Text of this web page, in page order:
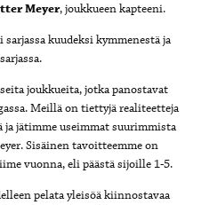
Meyer, joukkueen kapteeni.
kuudeksi kymmenestä ja
joukkueita, jotka panostavat
Meillä on tiettyjä realiteetteja
jätimme useimmat suurimmista
Sisäinen tavoitteemme on
vuonna, eli päästä sijoille 1-5.
pelata yleisöä kiinnostavaa